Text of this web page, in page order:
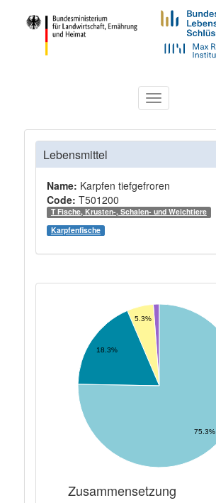
Toggle
navigation
Lebensmittel
Name: Karpfen tiefgefroren
Code: T501200
T Fische, Krusten-, Schalen- und Weichtiere
Karpfenfische
5.3%
18.3%
75.3%
Zusammensetzung